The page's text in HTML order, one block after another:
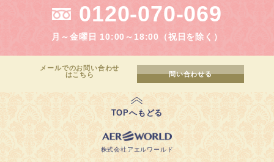
0120-070-069
月～金曜日 10:00～18:00（祝日を除く）
メールでのお問い合わせ
はこちら
問い合わせる
TOPへもどる
株式会社アエルワールド